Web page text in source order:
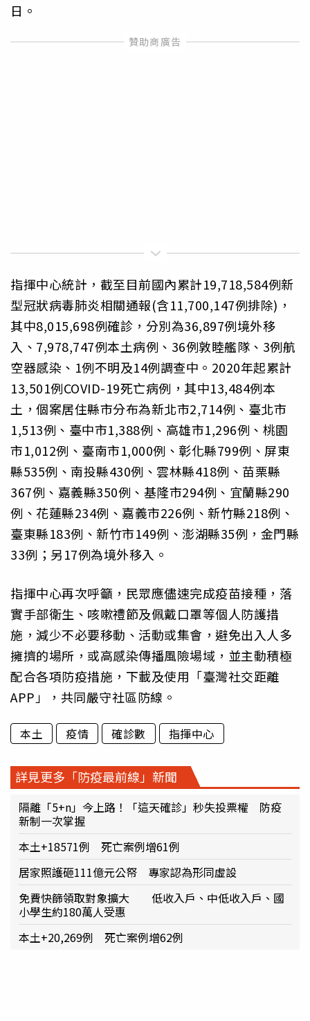
日。
指揮中心統計，截至目前國內累計19,718,584例新
型冠狀病毒肺炎相關通報(含11,700,147例排除)，
其中8,015,698例確診，分別為36,897例境外移
入、7,978,747例本土病例、36例敦睦艦隊、3例航
空器感染、1例不明及14例調查中。2020年起累計
13,501例COVID-19死亡病例，其中13,484例本
土，個案居住縣市分布為新北市2,714例、臺北市
1,513例、臺中市1,388例、高雄市1,296例、桃園
市1,012例、臺南市1,000例、彰化縣799例、屏東
縣535例、南投縣430例、雲林縣418例、苗栗縣
367例、嘉義縣350例、基隆市294例、宜蘭縣290
例、花蓮縣234例、嘉義市226例、新竹縣218例、
臺東縣183例、新竹市149例、澎湖縣35例，金門縣
33例；另17例為境外移入。
指揮中心再次呼籲，民眾應儘速完成疫苗接種，落
實手部衛生、咳嗽禮節及佩戴口罩等個人防護措
施，減少不必要移動、活動或集會，避免出入人多
擁擠的場所，或高感染傳播風險場域，並主動積極
配合各項防疫措施，下載及使用「臺灣社交距離
APP」，共同嚴守社區防線。
本土 疫情 確診數 指揮中心
詳見更多「防疫最前線」新聞
隔離「5+n」今上路！「這天確診」秒失投票權 防疫
新制一次掌握
本土+18571例 死亡案例增61例
居家照護砸111億元公帑 專家認為形同虛設
免費快篩領取對象擴大 低收入戶、中低收入戶、國
小學生約180萬人受惠
本土+20,269例 死亡案例增62例